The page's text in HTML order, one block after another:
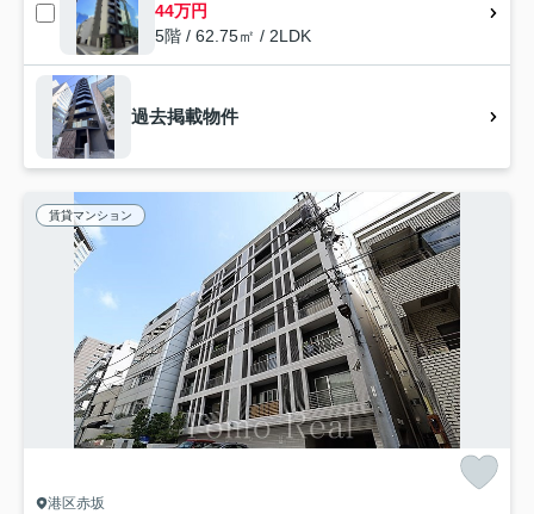
44万円
5階 / 62.75㎡ / 2LDK
過去掲載物件
賃貸マンション
港区赤坂